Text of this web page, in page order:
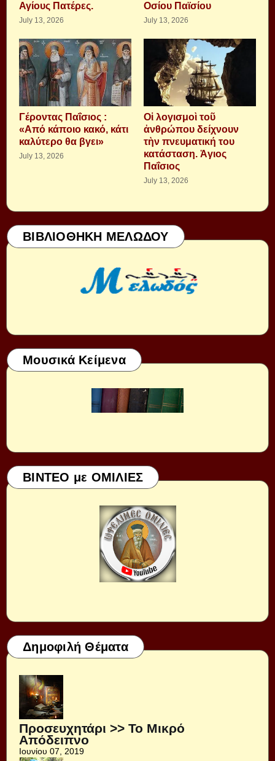
Αγίους Πατέρες.
July 13, 2026
Οσίου Παϊσίου
July 13, 2026
Γέροντας Παΐσιος :
«Από κάποιο κακό, κάτι
καλύτερο θα βγει»
July 13, 2026
Οἱ λογισμοὶ τοῦ
ἀνθρώπου δείχνουν
τὴν πνευματική του
κατάσταση. Ἁγιος
Παΐσιος
July 13, 2026
ΒΙΒΛΙΟΘΗΚΗ ΜΕΛΩΔΟΥ
Μουσικά Κείμενα
ΒΙΝΤΕΟ με ΟΜΙΛΙΕΣ
Δημοφιλή Θέματα
Προσευχητάρι >> Το Μικρό
Απόδειπνο
Ιουνίου 07, 2019